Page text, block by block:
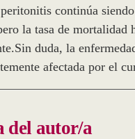
continúa
la tasa de mortalidad
duda, la
afectada por el
del autor/a